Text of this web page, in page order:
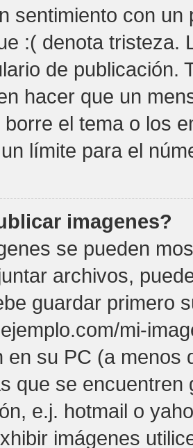
sentimiento con
:( denota tristeza.
de publicación.
hacer que un
el tema o los
límite para el
imagenes?
se pueden
archivos,
guardar primero
mi-
en su PC (a menos
que se
e.j. hotmail o
imágenes